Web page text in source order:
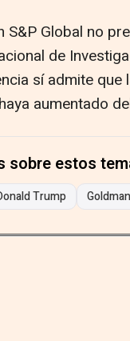
S&P Global no
de
sí admite
aumentado
sobre estos
Trump